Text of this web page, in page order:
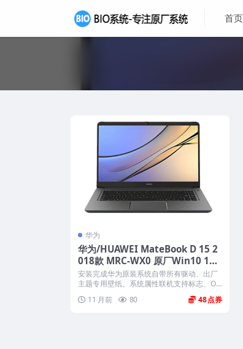
首页
华为
华为/HUAWEI MateBook D 15 2
018款 MRC-WX0 原厂Win10 170
9系统 工厂文件 带F10智能还原
安装完成华为原装系统自带所有驱动、出厂
主题专用壁纸、系统属性联机支持标志、Of
11 月前 80 48